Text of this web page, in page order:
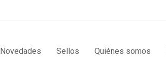
Novedades Sellos Quiénes somos